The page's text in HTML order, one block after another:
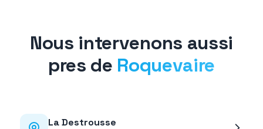
Nous intervenons aussi
pres de Roquevaire
La Destrousse